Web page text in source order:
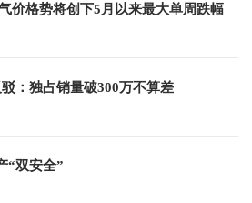
价格势将创下5月以来最大单周跌幅
：独占销量破300万不算差
“双安全”